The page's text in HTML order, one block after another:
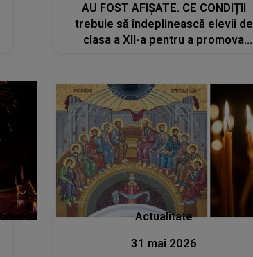
AU FOST AFIȘATE. CE CONDIȚII
trebuie să îndeplinească elevii de
clasa a XII-a pentru a promova
Actualitate
31 mai 2026